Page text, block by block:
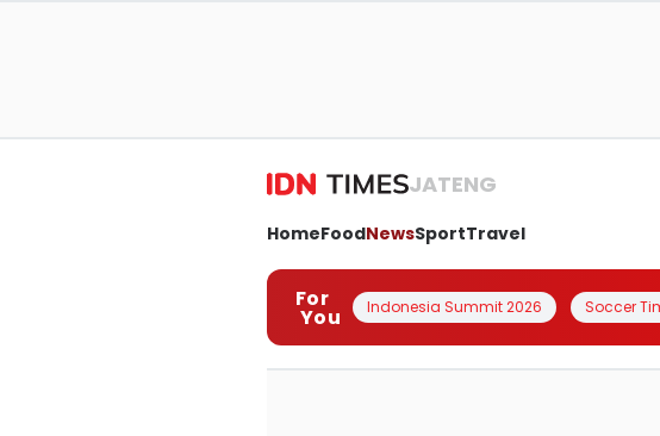
JATENG
HomeFoodNewsSportTravel
For
You Indonesia Summit 2026 Soccer